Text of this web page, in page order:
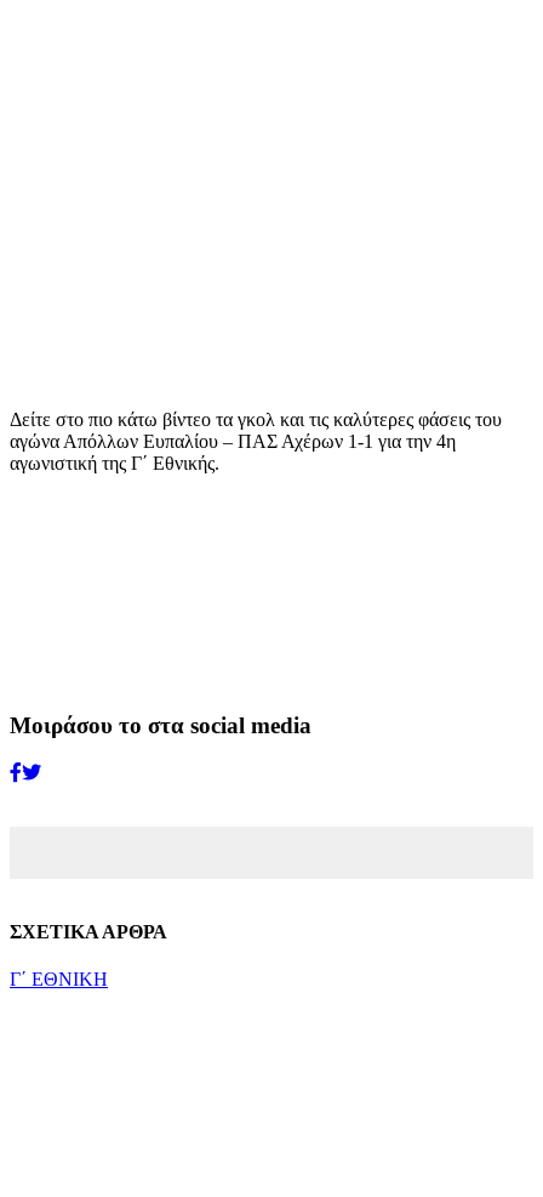
Δείτε στο πιο κάτω βίντεο τα γκολ και τις καλύτερες φάσεις του
αγώνα Απόλλων Ευπαλίου – ΠΑΣ Αχέρων 1-1 για την 4η
αγωνιστική της Γ΄ Εθνικής.
Μοιράσου το στα social media
ΣΧΕΤΙΚΑ ΑΡΘΡΑ
Γ΄ ΕΘΝΙΚΗ